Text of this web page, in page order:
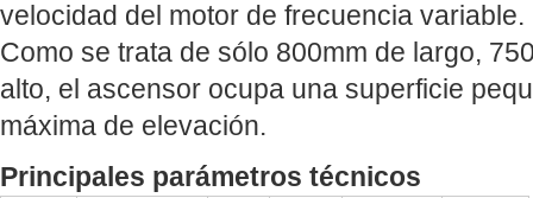
velocidad del motor de frecuencia variable.
Como se trata de sólo 800mm de largo,
alto, el ascensor ocupa una superficie
máxima de elevación.
Principales parámetros técnicos